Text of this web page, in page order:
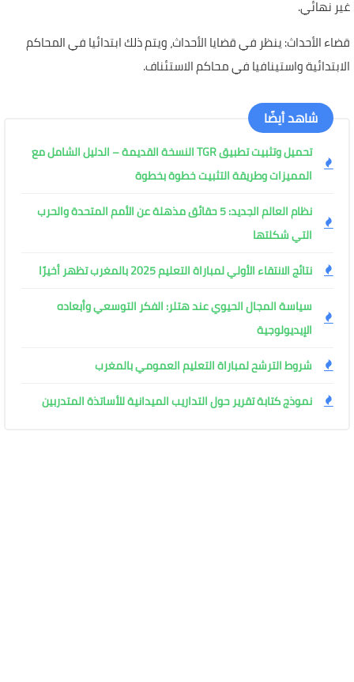
غير نهائي.
قضاء الأحداث: ينظر في قضايا الأحداث، ويتم ذلك ابتدائيا في المحاكم
الابتدائية واستينافيا في محاكم الاستئناف.
شاهد أيضًا
تحميل وتثبيت تطبيق TGR النسخة القديمة – الدليل الشامل مع
المميزات وطريقة التثبيت خطوة بخطوة
نظام العالم الجديد: 5 حقائق مذهلة عن الأمم المتحدة والحرب
التي شكلتها
نتائج الانتقاء الأولي لمباراة التعليم 2025 بالمغرب تظهر أخيرًا
سياسة المجال الحيوي عند هتلر: الفكر التوسعي وأبعاده
الإيديولوجية
شروط الترشح لمباراة التعليم العمومي بالمغرب
نموذج كتابة تقرير حول التداريب الميدانية للأساتذة المتدربين